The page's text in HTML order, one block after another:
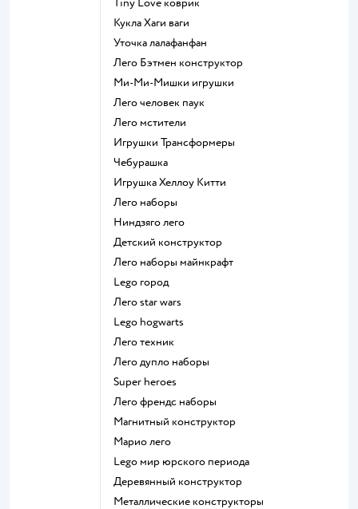
Tiny Love коврик
Кукла Хаги ваги
Уточка лалафанфан
Лего Бэтмен конструктор
Ми-Ми-Мишки игрушки
Лего человек паук
Лего мстители
Игрушки Трансформеры
Чебурашка
Игрушка Хеллоу Китти
Лего наборы
Ниндзяго лего
Детский конструктор
Лего наборы майнкрафт
Lego город
Лего star wars
Lego hogwarts
Лего техник
Лего дупло наборы
Super heroes
Лего френдс наборы
Магнитный конструктор
Марио лего
Lego мир юрского периода
Деревянный конструктор
Металлические конструкторы